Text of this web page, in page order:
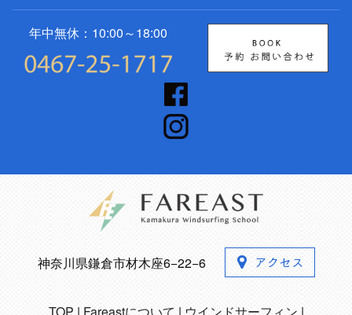
年中無休：10:00～18:00
神奈川県鎌倉市材木座6−22−6